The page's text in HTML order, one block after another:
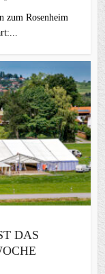
zum Rosenheim
DAS